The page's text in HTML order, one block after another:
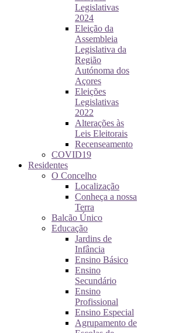
Legislativas
2024
Eleição da
Assembleia
Legislativa da
Região
Autónoma dos
Açores
Eleições
Legislativas
2022
Alterações às
Leis Eleitorais
Recenseamento
COVID19
Residentes
O Concelho
Localização
Conheça a nossa
Terra
Balcão Único
Educação
Jardins de
Infância
Ensino Básico
Ensino
Secundário
Ensino
Profissional
Ensino Especial
Agrupamento de